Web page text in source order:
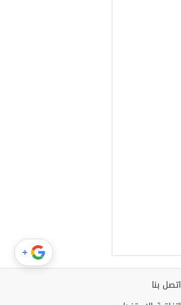
اتصل بنا
+